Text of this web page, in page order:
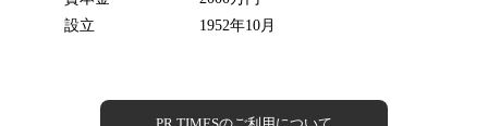
設立
1952年10月